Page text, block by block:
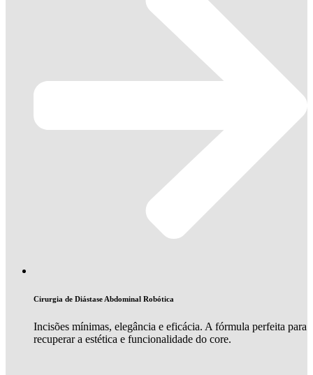
Cirurgia de Diástase Abdominal Robótica
Incisões mínimas, elegância e eficácia. A fórmula perfeita para
recuperar a estética e funcionalidade do core.